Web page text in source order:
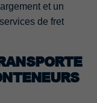
et un
de fret